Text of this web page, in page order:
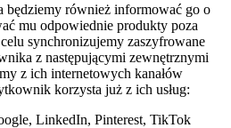
będziemy również informować go o
mu odpowiednie produkty poza
synchronizujemy zaszyfrowane
z następującymi zewnętrznymi
z ich internetowych kanałów
korzysta już z ich usług:
LinkedIn, Pinterest, TikTok